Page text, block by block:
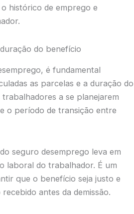
histórico de emprego e
do benefício
é fundamental
as parcelas e a duração do
a se planejarem
o período de transição entre
seguro desemprego leva em
laboral do trabalhador. É um
que o benefício seja justo e
antes da demissão.